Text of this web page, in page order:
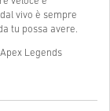
vivo è sempre
tu possa avere.
Legends